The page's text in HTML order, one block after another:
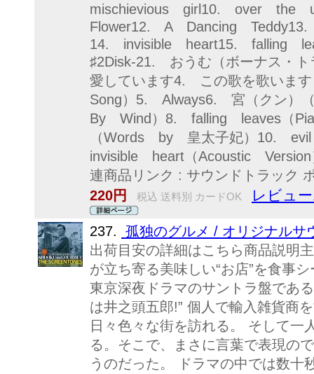
mischievious girl10. over the
Flower12. A Dancing
14. invisible heart15. falling
♯2Disk-21. おうむ（ボーナス・
愛しています4. この歌を歌い
Song）5. Always6. 宮（クン）
By Wind）8. falling leaves（
（Words by 皇太子妃）10.
invisible heart（Acoustic
連商品リンク : サウンドトラック
220円
税込 送料別 カードOK レビュ
237.
孤独のグルメ / オリジナルサ
出荷目安の詳細はこちら商品説明
が立ち寄る美味しい“お店”を食事
東京深夜ドラマのサントラ盤であ
は井之頭五郎!” 個人で輸入雑貨商
日々色々な街を訪れる。 そして一
る。そこで、まさに言葉で表現の
うのだった。 ドラマの中では数十